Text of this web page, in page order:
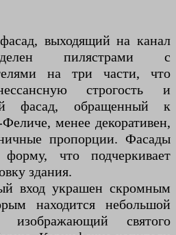
выходящий на канал
пилястрами с
на три части, что
строгость и
фасад, обращенный к
менее декоративен,
пропорции. Фасады
что подчеркивает
здания.
вход украшен скромным
находится небольшой
изображающий святого